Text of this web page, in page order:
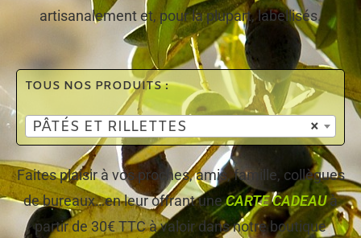
artisanalement et, pour la plupart, labellisés.
TOUS NOS PRODUITS :
×
PÂTÉS ET RILLETTES
Faites plaisir à vos proches, amis, famille, collègues
de bureaux…en leur offrant uneCARTE CADEAUà
partir de 30€ TTC à valoir dans notre boutique